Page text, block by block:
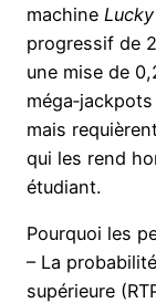
machine
progressif de
une mise de
mais
qui les rend
étudiant.
Pourquoi les
– La
supérieure